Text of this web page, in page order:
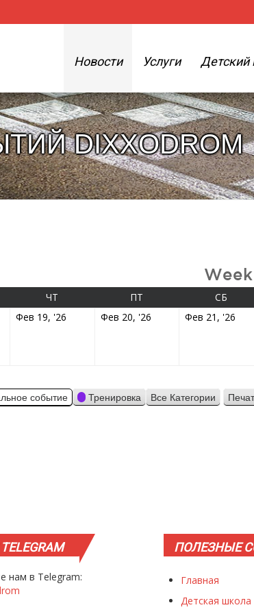
Новости Услуги Детский
DIXXODROM
ЧТ ПТ СБ
Фев 19, '26 19.02.2026Фев 20, '26 20.02.2026Фев 21, '26
событие Тренировка Все Категории
нам в Telegram:
ПОЛЕЗНЫЕ
Главная
Детская школа